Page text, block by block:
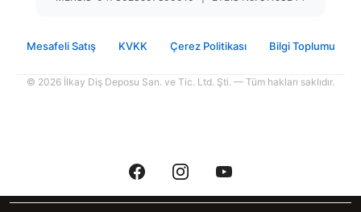
Mesafeli Satış KVKK Çerez Politikası Bilgi Toplumu
© 2026 İlkay Diş Deposu San. ve Tic. Ltd. Şti. — Tüm hakları saklıdır.